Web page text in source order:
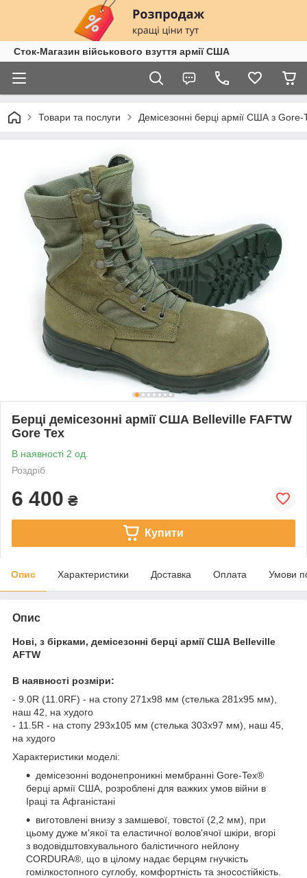
Сток-Магазин військового взуття армії США
Товари та послуги Демісезонні берці армії США з Gore-
Берці демісезонні армії США Belleville FAFTW
Gore Tex
В наявності 2 од.
Роздріб
6 400 ₴
Купити
Опис Характеристики Доставка Оплата Умови
Опис
Нові, з бірками, демісезонні берці армії США Belleville
AFTW
В наявності розміри:
- 9.0R (11.0RF) - на стопу 271х98 мм (стелька 281х95 мм),
наш 42, на худого
- 11.5R - на стопу 293х105 мм (стелька 303х97 мм), наш 45,
на худого
Характеристики моделі:
демісезонні водонепроникні мембранні Gore-Tex®
берці армії США, розроблені для важких умов війни в
Іраці та Афганістані
виготовлені внизу з замшевої, товстої (2,2 мм), при
цьому дуже м'якої та еластичної волов'ячої шкіри, вгорі
з водовідштовхувального балістичного нейлону
CORDURA®, що в цілому надає берцям гнучкість
гомілкостопного суглобу, комфортність та зносостійкість.